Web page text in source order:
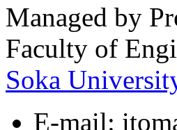
Managed by
Faculty of
Soka
E-mail: